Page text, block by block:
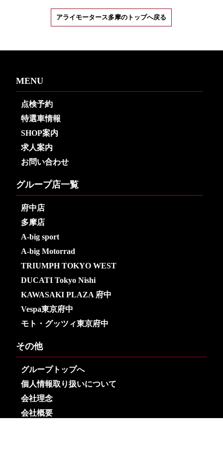
アライモータース多摩のトップへ戻る
MENU
点検予約
特選車情報
SHOP案内
求人案内
お問い合わせ
グループ店一覧
府中店
多摩店
A-big sport
A-big Motorrad
TRIUMPH TOKYO WEST
DUCATI Tokyo Nishi
KAWASAKI PLAZA 府中
Vespa東京府中
モト・グッツィ東京府中
その他
グループトップへ
個人情報取り扱いについて
会社理念
会社概要